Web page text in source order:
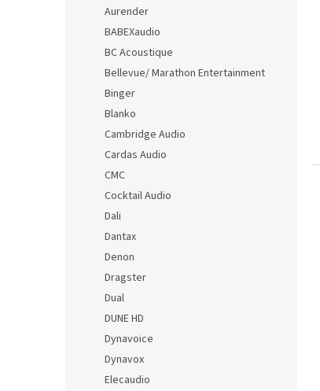
Aurender
BABEXaudio
BC Acoustique
Bellevue/ Marathon Entertainment
Binger
Blanko
Cambridge Audio
Cardas Audio
CMC
Cocktail Audio
Dali
Dantax
Denon
Dragster
Dual
DUNE HD
Dynavoice
Dynavox
Elecaudio